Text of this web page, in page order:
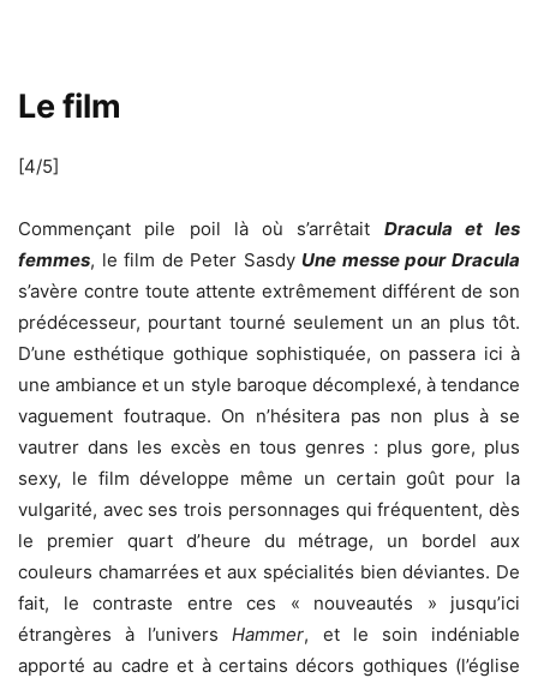
Le film
[4/5]
Commençant pile poil là où s’arrêtait Dracula et les
femmes, le film de Peter Sasdy Une messe pour Dracula
s’avère contre toute attente extrêmement différent de son
prédécesseur, pourtant tourné seulement un an plus tôt.
D’une esthétique gothique sophistiquée, on passera ici à
une ambiance et un style baroque décomplexé, à tendance
vaguement foutraque. On n’hésitera pas non plus à se
vautrer dans les excès en tous genres : plus gore, plus
sexy, le film développe même un certain goût pour la
vulgarité, avec ses trois personnages qui fréquentent, dès
le premier quart d’heure du métrage, un bordel aux
couleurs chamarrées et aux spécialités bien déviantes. De
fait, le contraste entre ces « nouveautés » jusqu’ici
étrangères à l’universHammer, et le soin indéniable
apporté au cadre et à certains décors gothiques (l’église